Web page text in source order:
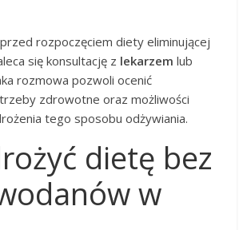
rozpoczęciem diety eliminującej
się konsultację z lekarzem lub
rozmowa pozwoli ocenić
zdrowotne oraz możliwości
tego sposobu odżywiania.
dietę bez
w